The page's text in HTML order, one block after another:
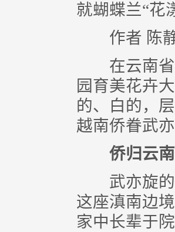
就蝴蝶兰“花
作者 陈静
在云南省
园育美花卉
的、白的，
越南侨眷武
侨归云
武亦旋的
这座滇南边
家中长辈于